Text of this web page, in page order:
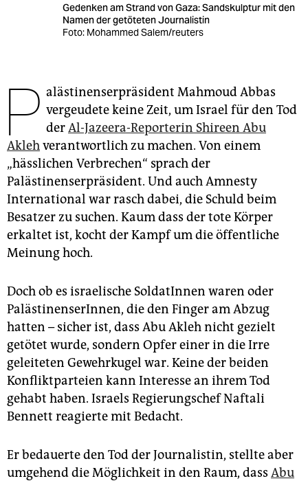
genossenschaft
epaper login
Gedenken am Strand von Gaza: Sandskulptur mit den
Namen der getöteten Journalistin
Foto: Mohammed Salem/reuters
P alästinenserpräsident Mahmoud Abbas
vergeudete keine Zeit, um Israel für den Tod
derAl-Jazeera-Reporterin Shireen Abu
Aklehverantwortlich zu machen. Von einem
„hässlichen Verbrechen“ sprach der
Palästinenserpräsident. Und auch Amnesty
International war rasch dabei, die Schuld beim
Besatzer zu suchen. Kaum dass der tote Körper
erkaltet ist, kocht der Kampf um die öffentliche
Meinung hoch.
Doch ob es israelische SoldatInnen waren oder
PalästinenserInnen, die den Finger am Abzug
hatten – sicher ist, dass Abu Akleh nicht gezielt
getötet wurde, sondern Opfer einer in die Irre
geleiteten Gewehrkugel war. Keine der beiden
Konfliktparteien kann Interesse an ihrem Tod
gehabt haben. Israels Regierungschef Naftali
Bennett reagierte mit Bedacht.
Er bedauerte den Tod der Journalistin, stellte aber
umgehend die Möglichkeit in den Raum, dass Abu